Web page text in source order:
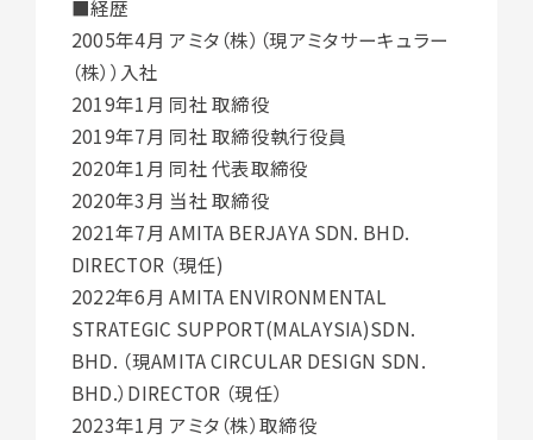
■経歴
2005年4月 アミタ（株）（現アミタサーキュラー
（株））入社
2019年1月 同社 取締役
2019年7月 同社 取締役執行役員
2020年1月 同社 代表取締役
2020年3月 当社 取締役
2021年7月 AMITA BERJAYA SDN. BHD.
DIRECTOR （現任)
2022年6月 AMITA ENVIRONMENTAL
STRATEGIC SUPPORT(MALAYSIA)SDN.
BHD. （現AMITA CIRCULAR DESIGN SDN.
BHD.）DIRECTOR （現任）
2023年1月 アミタ（株）取締役